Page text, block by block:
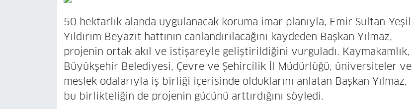
50 hektarlık alanda uygulanacak koruma imar planıyla, Emir Sultan-Yeşil-
Yıldırım Beyazıt hattının canlandırılacağını kaydeden Başkan Yılmaz,
projenin ortak akıl ve istişareyle geliştirildiğini vurguladı. Kaymakamlık,
Büyükşehir Belediyesi, Çevre ve Şehircilik İl Müdürlüğü, üniversiteler ve
meslek odalarıyla iş birliği içerisinde olduklarını anlatan Başkan Yılmaz,
bu birlikteliğin de projenin gücünü arttırdığını söyledi.